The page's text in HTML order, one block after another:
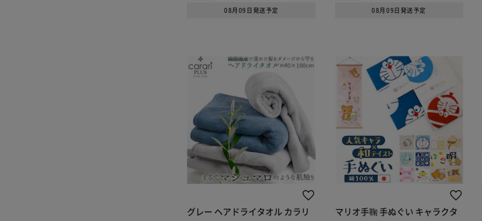
08月09日発送予定 08月09日発送予定
グレー ヘアドライタオル カラリ
マリオ手鞠 手ぬぐい キャラクタ